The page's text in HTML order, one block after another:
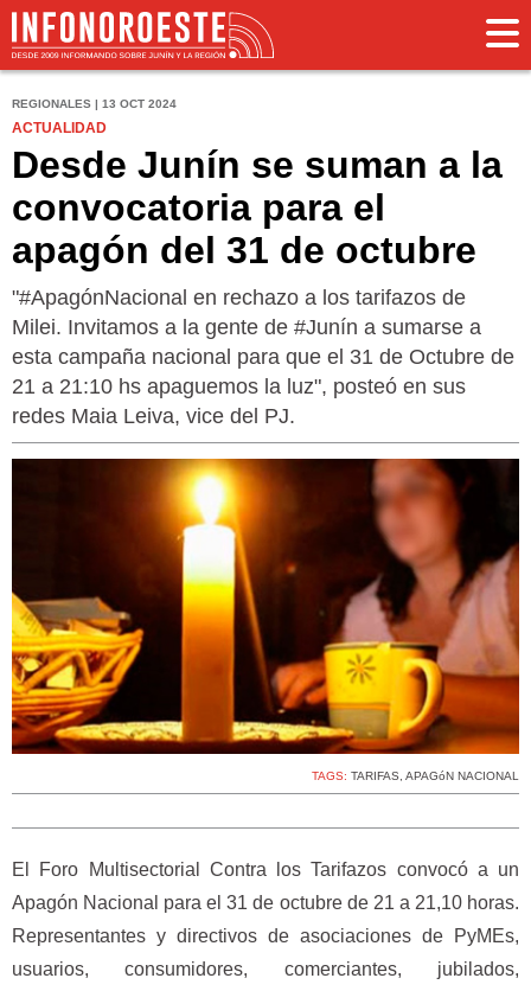
REGIONALES | 13 OCT 2024
ACTUALIDAD
Desde Junín se suman a la
convocatoria para el
apagón del 31 de octubre
"#ApagónNacional en rechazo a los tarifazos de
Milei. Invitamos a la gente de #Junín a sumarse a
esta campaña nacional para que el 31 de Octubre de
21 a 21:10 hs apaguemos la luz", posteó en sus
redes Maia Leiva, vice del PJ.
TAGS: TARIFAS, APAGóN NACIONAL
El Foro Multisectorial Contra los Tarifazos convocó a un
Apagón Nacional para el 31 de octubre de 21 a 21,10 horas.
Representantes y directivos de asociaciones de PyMEs,
usuarios, consumidores, comerciantes, jubilados,